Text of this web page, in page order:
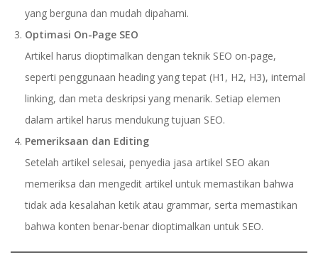
yang berguna dan mudah dipahami.
Optimasi On-Page SEO
Artikel harus dioptimalkan dengan teknik SEO on-page,
seperti penggunaan heading yang tepat (H1, H2, H3), internal
linking, dan meta deskripsi yang menarik. Setiap elemen
dalam artikel harus mendukung tujuan SEO.
Pemeriksaan dan Editing
Setelah artikel selesai, penyedia jasa artikel SEO akan
memeriksa dan mengedit artikel untuk memastikan bahwa
tidak ada kesalahan ketik atau grammar, serta memastikan
bahwa konten benar-benar dioptimalkan untuk SEO.